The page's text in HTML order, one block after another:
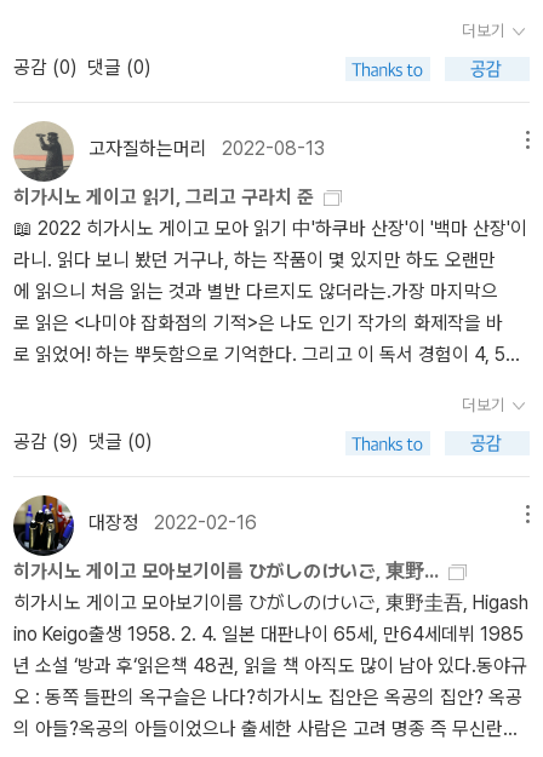
한 모습을 연출했을까?' 바로 여기에 그가 보여주고 싶은 것이 녹아
들어 있지는 않을까요? 그렇습니다. 그가 추구하는 해답은 그 반전된
태도에 있었습니다. 결론적으로 말하자면 한 마디로 이것은 '가면에
대한 진실과 존중의 문제'입니다. 닛타는 진실을 나오미는 존중을 상
징한다는 것은 두말할 필요가 없겠죠. 우리는 진실을 최우선적 가치
로 고려합니다. 존중도 진실을 기반으로 했을 때 정당하다 여깁니다.
그래서 흔히들 가면을 쓴다는 것에 가식적이라 경멸을 보내고 자신
이 그것을 써야만 할 때는 씁쓸함을 느끼는 것이겠죠. 그런데 히가시
노 게이고는 이 닛타를 통해 이렇게 묻습니다. '그렇게 꼭 진실을 따져
보는게 좋은 것인가? 진실과는 상관없이 그저 존중만 해주면 안되는
것인가?' 하고 말이죠. 그 반문을 위한 존재가 바로 나오미 입니다. 반
문은 보통 해답을 미리 가지고 있는 경우에 내어놓는 것입니다. 물론
습니다. 결정적으로 닛타의 추리가 가로막혔을 때 마다 활로를 열어
한 역할을 하는 또 하나의 존재가 있죠. 닛타와 파트너로 나오는 나이
든 형사. 타인을 대하는 태도나 생각에서 여러모로 나오미와 유사한
그 형사 역시 닛타가 올바른 해결을 향해 가도록 때때로 출구를 열어
줍니다. 보다 더 결정적으로 연쇄살인사건이 일어나게 된 진짜 원인
이 히가시노 게이고의 대답을 더욱 명확하게 말해줍니다.(이것은 중
대한 스포일러가 될 것 같아 빼겠습니다. 아마도 읽으시면 제가 무엇
을 말하는 것인지 곧 알게되리라 생각합니다.) 가면
에 대해 진실 보다는 존중에 우위를 두는 나오미를 그려 봤습니다.^
심한 글이나 끼적거리는 작가지만 최고급호텔이 아니면 글이 안써진
마치 효자, 효녀인 것 마냥 효도여행 시켜드린다며 무리해서 호텔방
면을 집어쓰고 엉켜, 화려하고 휘황찬란한 무도회를 벌이는 그곳, 호
텔. 왠지모를 두근거림과 흥분이 찾아오는 그곳, 호텔. 계산서 보면 후
회와 자조가 파도처럼 몰려오는 그곳, 호텔!! 이참에 아예 나오미를
주인공으로 해서 호텔에서 벌어지는 에피소드들과 사건성 짙은 미스
터리한 일들을 다룬 후속작을 내는 것도 나쁘지 않을 것 같다는 생각
이 든다. 제목은.... <호텔의 품격>으로!! 크크크... '앞으로 똑같은 작
업을 한다해도 이보다 더 잘해낼 자신이 없다'고 말하는 히가시노 게
이고. 그러면 안됩니다, 히가시노 씨. 분명 유기적인 얼개와 이야기
가 나름 돋보이긴 했지만 만족과 불만족의 경계를 넘나들고 있는 이
작품이 최선이어서는 안됩니다, 히가시노 씨. 야심차게 등장시킨 닛
타 고스케가 이 정도 인물로 머물러서는 안됩니다, 히가시노 씨. 이제
나 저제나 히가시노 씨의 신간을 몽매에 그리며 기다리는 팬의 애틋
한 마음을 무참히 짓밟아서는 안됩니다, 히가시노 씨!!! 믿고 보는 가
가 형사 시리즈, 믿고 읽는 갈릴레오 시리즈 만큼, 손꼽아 기다리지 않
을 수 없게 만드는 닛타 형사 시리즈가 되기를 바라며, 이순耳順의 나
이를 향해 달려가는 히가시노의 감각 회춘을 바라며, <용의자X의 헌
신>, <백야행>, <악의>와 같은 잭팟이 터지기를 바라며... 다 집어치
우고, 어쨌거나 저쨌거나 망작이든 졸작이든 신간만 꾸준히 나와주기
를 간절히 바라며.
더보기
공감 (0) 댓글 (0)
고자질하는머리 2022-08-13
히가시노 게이고 읽기, 그리고 구라치 준
📖 2022 히가시노 게이고 모아 읽기 中'하쿠바 산장'이 '백마 산장'이
라니. 읽다 보니 봤던 거구나, 하는 작품이 몇 있지만 하도 오랜만
에 읽으니 처음 읽는 것과 별반 다르지도 않더라는.가장 마지막으
로 읽은 <나미야 잡화점의 기적>은 나도 인기 작가의 화제작을 바
로 읽었어! 하는 뿌듯함으로 기억한다. 그리고 이 독서 경험이 4, 5
에 읽은 거라니! 아아. 내 기준에서 신간 접수라면 접수긴 한데, 왜 이
렇게 게이고의 책이 화수분처럼 느껴졌는지 알 것 같다. 그리고 정
말 화수분 맞더라. (표지도 바뀌는) 개정판이라는 함정, 끝도 없이 발
굴, 출간되는 예전 작품들까지. 한 작가의 작품 모아 읽기는 처음이
다. 2016년 셰익스피어 사거 400주기를 맞아 도전했으
나 — 책 좀 읽자는 빛 좋은 구실이 더 맞지만 — 실패, 독서에 이
유 따윈 없다는 나름의 합리화 후 읽고 싶은 대로 읽다가 2022년 무
슨 바람이 불었는지 다작왕 게이고의 작품에 손을 대고 말았다. 올
해 안에 '독파'하긴 어렵지만 (알라딘 북플에 따르면) 가장 많이 읽
은 작가 톨스토이가 곧 게이고로 바뀔 것은 분명하다. 간단한 & 대중
없는 소회<살인의 문>확실히 처음 읽는 게이고의 작품. 일본에서 20
더보기
공감 (9) 댓글 (0)
대장정 2022-02-16
히가시노 게이고 모아보기이름 ひがしのけいご, 東野...
히가시노 게이고 모아보기이름 ひがしのけいご, 東野圭吾, Higash
ino Keigo출생 1958. 2. 4. 일본 대판나이 65세, 만64세데뷔 1985
년 소설 ‘방과 후‘읽은책 48권, 읽을 책 아직도 많이 남아 있다.동야규
오 : 동쪽 들판의 옥구슬은 나다?히가시노 집안은 옥공의 집안? 옥공
의 아들?옥공의 아들이었으나 출세한 사람은 고려 명종 즉 무신란때